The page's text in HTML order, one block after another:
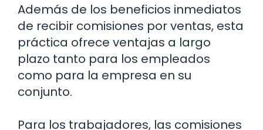
Además de los beneficios inmediatos
de recibir comisiones por ventas, esta
práctica ofrece ventajas a largo
plazo tanto para los empleados
como para la empresa en su
conjunto.
Para los trabajadores, las comisiones